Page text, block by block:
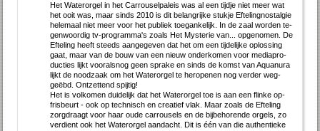
Het Wa­ter­or­gel in het Car­rou­sel­pa­leis was al een tijd­je niet meer wat
het ooit was, maar sinds 2010 is dit be­lang­rij­ke stuk­je Ef­te­ling­nostal­gie
he­le­maal niet meer voor het pu­bliek toe­gan­ke­lijk. In de zaal wor­den te­
gen­woor­dig tv-pro­gram­ma's zo­als Het Mysterie van... op­ge­no­men. De
Ef­te­ling heeft steeds aan­ge­ge­ven dat het om een tij­de­lij­ke op­los­sing
gaat, maar van de bouw van een nieuw on­der­ko­men voor me­dia­pro­
duc­ties lijkt voor­als­nog geen spra­ke en sinds de komst van Aquan­ura
lijkt de nood­zaak om het Wa­ter­or­gel te her­o­pe­nen nog ver­der weg­
geëbd. Ont­zet­tend spij­tig!
Het is vol­ko­men dui­de­lijk dat het Wa­ter­or­gel toe is aan een flin­ke op­
fris­beurt - ook op tech­nisch en cre­a­tief vlak. Maar zo­als de Ef­te­ling
zorgdraagt voor haar ou­de car­rou­sels en de bij­be­ho­ren­de or­gels, zo
ver­dient ook het Wa­ter­or­gel aan­dacht. Dit is één van die au­then­tie­ke